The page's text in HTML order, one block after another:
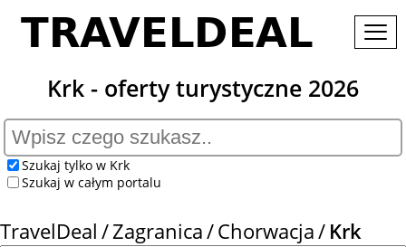
Krk - oferty turystyczne 2026
Szukaj tylko w Krk
Szukaj w całym portalu
TravelDeal Zagranica Chorwacja Krk